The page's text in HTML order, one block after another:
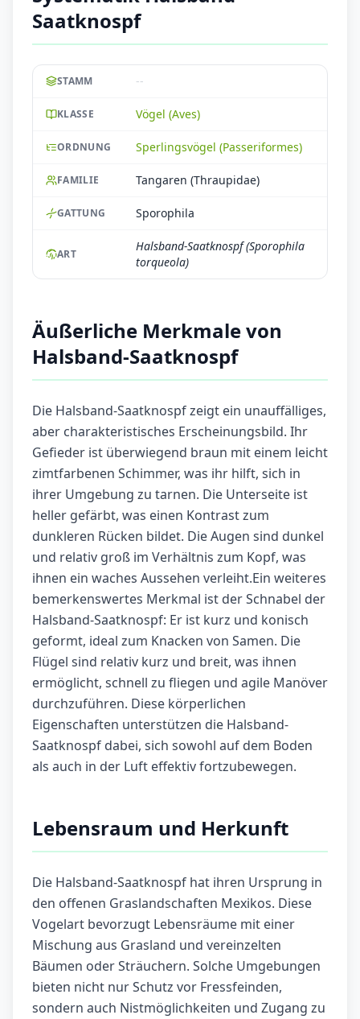
Saatknospf
STAMM --
KLASSE Vögel (Aves)
ORDNUNG Sperlingsvögel (Passeriformes)
FAMILIE Tangaren (Thraupidae)
GATTUNG Sporophila
ART
Halsband-Saatknospf (Sporophila
torqueola)
Äußerliche Merkmale von
Halsband-Saatknospf
Die Halsband-Saatknospf zeigt ein unauffälliges,
aber charakteristisches Erscheinungsbild. Ihr
Gefieder ist überwiegend braun mit einem leicht
zimtfarbenen Schimmer, was ihr hilft, sich in
ihrer Umgebung zu tarnen. Die Unterseite ist
heller gefärbt, was einen Kontrast zum
dunkleren Rücken bildet. Die Augen sind dunkel
und relativ groß im Verhältnis zum Kopf, was
ihnen ein waches Aussehen verleiht.Ein weiteres
bemerkenswertes Merkmal ist der Schnabel der
Halsband-Saatknospf: Er ist kurz und konisch
geformt, ideal zum Knacken von Samen. Die
Flügel sind relativ kurz und breit, was ihnen
ermöglicht, schnell zu fliegen und agile Manöver
durchzuführen. Diese körperlichen
Eigenschaften unterstützen die Halsband-
Saatknospf dabei, sich sowohl auf dem Boden
als auch in der Luft effektiv fortzubewegen.
Lebensraum und Herkunft
Die Halsband-Saatknospf hat ihren Ursprung in
den offenen Graslandschaften Mexikos. Diese
Vogelart bevorzugt Lebensräume mit einer
Mischung aus Grasland und vereinzelten
Bäumen oder Sträuchern. Solche Umgebungen
bieten nicht nur Schutz vor Fressfeinden,
sondern auch Nistmöglichkeiten und Zugang zu